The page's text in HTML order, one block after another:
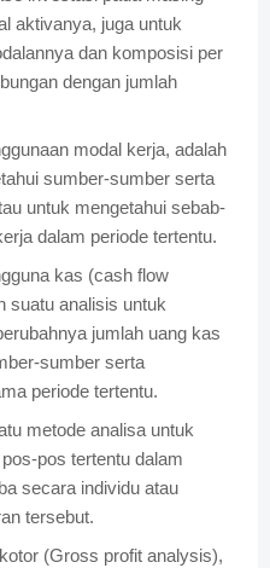
aktivanya, juga untuk
dan komposisi per
dengan jumlah
modal kerja, adalah
sumber-sumber serta
untuk mengetahui sebab-
dalam periode tertentu.
kas (cash flow
suatu analisis untuk
jumlah uang kas
sumber serta
periode tertentu.
metode analisa untuk
pos tertentu dalam
secara individu atau
tersebut.
(Gross profit analysis),